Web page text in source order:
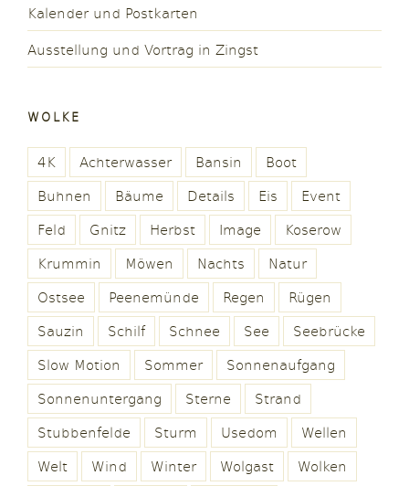
Kalender und Postkarten
Ausstellung und Vortrag in Zingst
WOLKE
4K Achterwasser Bansin
Boot
Buhnen
Bäume Details Eis
Event
Feld
Gnitz Herbst Image
Koserow
Krummin
Möwen Nachts
Natur
Ostsee
Peenemünde Regen
Rügen
Sauzin
Schilf Schnee See
Seebrücke
Slow Motion
Sommer
Sonnenaufgang
Sonnenuntergang
Sterne
Strand
Stubbenfelde
Sturm Usedom
Wellen
Welt
Wind Winter Wolgast
Wolken